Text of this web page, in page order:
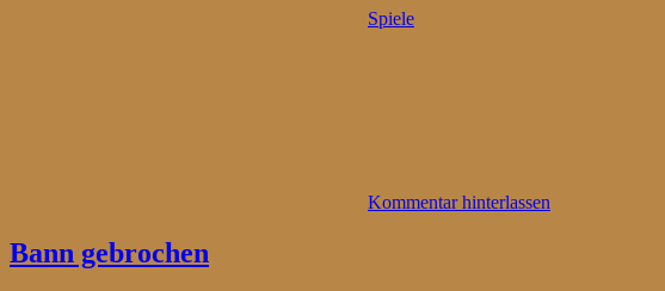
Spiele
Kommentar hinterlassen
Bann gebrochen